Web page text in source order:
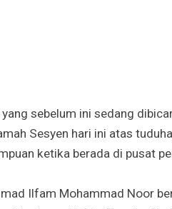
sebelum ini sedang
Sesyen hari ini atas
ketika berada di pusat
Ilfam Mohammad Noor